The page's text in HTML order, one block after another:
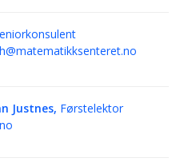
Justnes, Førstelektor